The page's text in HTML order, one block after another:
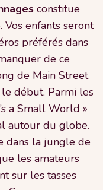
constitue
enfants seront
préférés dans
de ce
de Main Street
le début. Parmi les
a Small World »
autour du globe.
dans la jungle de
les amateurs
sur les tasses